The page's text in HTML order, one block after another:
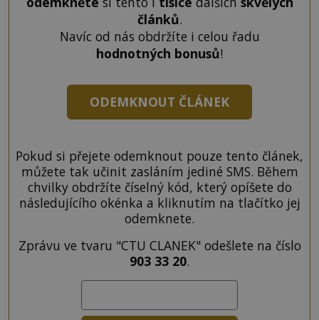
článků.
Navíc od nás obdržíte i celou řadu
hodnotných bonusů!
ODEMKNOUT ČLÁNEK
Pokud si přejete odemknout pouze tento článek,
můžete tak učinit zasláním jediné SMS. Během
chvilky obdržíte číselný kód, který opíšete do
následujícího okénka a kliknutím na tlačítko jej
odemknete.
Zprávu ve tvaru "CTU CLANEK" odešlete na číslo
903 33 20.